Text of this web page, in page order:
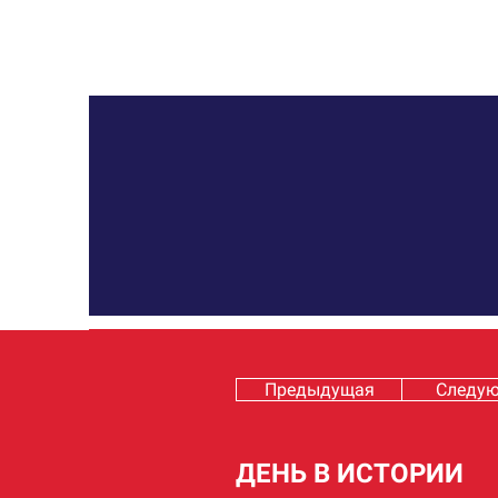
Предыдущая
ДЕНЬ В ИСТОРИИ